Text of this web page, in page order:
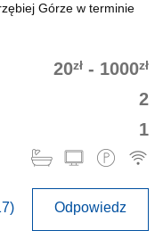
Górze w terminie
20zł - 1000zł
2
1
Odpowiedz